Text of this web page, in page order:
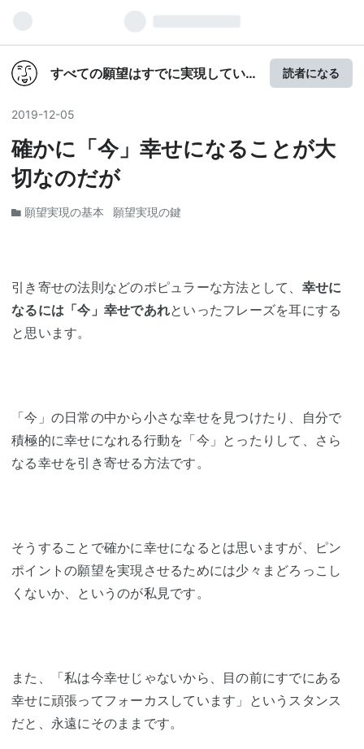
すべての願望はすでに実現してい
読者になる
2019-12-05
確かに「今」幸せになることが大
切なのだが
願望実現の基本 願望実現の鍵
引き寄せの法則などのポピュラーな方法として、 幸せに
なるには「今」幸せであれといったフレーズを耳にする
と思います。
「今」の日常の中から小さな幸せを見つけたり、自分で
積極的に幸せになれる行動を「今」とったりして、さら
なる幸せを引き寄せる方法です。
そうすることで確かに幸せになるとは思いますが、ピン
ポイントの願望を実現させるためには少々まどろっこし
くないか、というのが私見です。
また、「私は今幸せじゃないから、目の前にすでにある
幸せに頑張ってフォーカスしています」というスタンス
だと、永遠にそのままです。